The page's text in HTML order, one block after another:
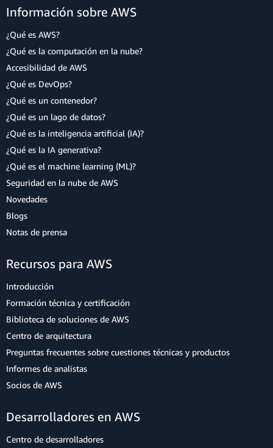
Información sobre AWS
¿Qué es AWS?
¿Qué es la computación en la nube?
Accesibilidad de AWS
¿Qué es DevOps?
¿Qué es un contenedor?
¿Qué es un lago de datos?
¿Qué es la inteligencia artificial (IA)?
¿Qué es la IA generativa?
¿Qué es el machine learning (ML)?
Seguridad en la nube de AWS
Novedades
Blogs
Notas de prensa
Recursos para AWS
Introducción
Formación técnica y certificación
Biblioteca de soluciones de AWS
Centro de arquitectura
Preguntas frecuentes sobre cuestiones técnicas y productos
Informes de analistas
Socios de AWS
Desarrolladores en AWS
Centro de desarrolladores